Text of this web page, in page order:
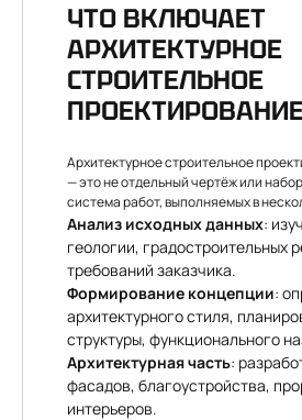
ЧТО ВКЛЮЧАЕТ
АРХИТЕКТУРНОЕ
СТРОИТЕЛЬНОЕ
Архитектурное строительное
— это не отдельный чертёж или
система работ, выполняемых в
Анализ исходных данных:
геологии, градостроительных
требований заказчика.
Формирование концепции:
архитектурного стиля,
структуры, функционального
Архитектурная часть:
фасадов, благоустройства,
интерьеров.